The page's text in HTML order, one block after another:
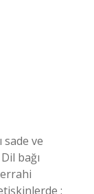
sade ve
bağı
: